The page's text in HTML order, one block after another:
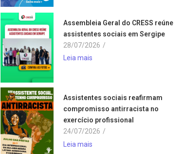
Assembleia Geral do CRESS reúne
assistentes sociais em Sergipe
28/07/2026 /
Leia mais
Assistentes sociais reafirmam
compromisso antirracista no
exercício profissional
24/07/2026 /
Leia mais